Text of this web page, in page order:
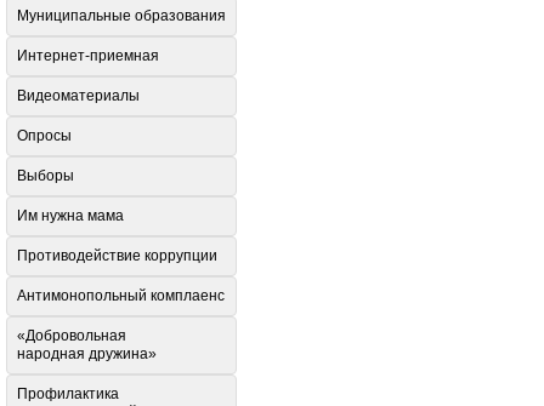
Муниципальные образования
Интернет-приемная
Видеоматериалы
Опросы
Выборы
Им нужна мама
Противодействие коррупции
Антимонопольный комплаенс
«Добровольная
народная дружина»
Профилактика